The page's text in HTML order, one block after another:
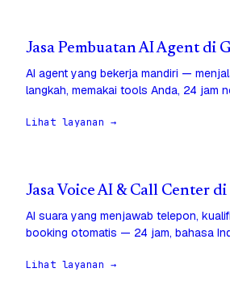
Jasa Pembuatan AI Agent di
AI agent yang bekerja mandiri —
langkah, memakai tools Anda, 24 jam
Lihat layanan →
Jasa Voice AI & Call Center
AI suara yang menjawab telepon,
booking otomatis — 24 jam, bahasa
Lihat layanan →